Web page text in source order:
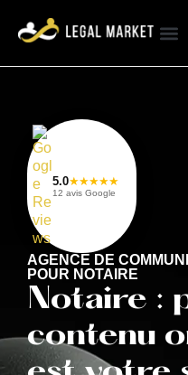
5.0★★★★★
12 avis Google
AGENCE DE
POUR NOTAIRE
Notaire :
contenu